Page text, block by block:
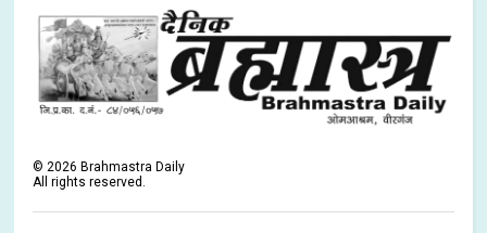
©2026 Brahmastra Daily
All rights reserved.